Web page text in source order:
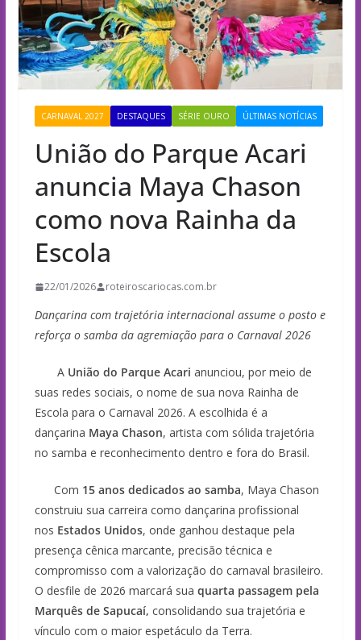
CARNAVAL 2027 DESTAQUES SÉRIE OURO ÚLTIMAS NOTÍCIAS
União do Parque Acari
anuncia Maya Chason
como nova Rainha da
Escola
22/01/2026 roteiroscariocas.com.br
Dançarina com trajetória internacional assume o posto e
reforça o samba da agremiação para o Carnaval 2026
A União do Parque Acari anunciou, por meio de
suas redes sociais, o nome de sua nova Rainha de
Escola para o Carnaval 2026. A escolhida é a
dançarina Maya Chason, artista com sólida trajetória
no samba e reconhecimento dentro e fora do Brasil.
Com 15 anos dedicados ao samba, Maya Chason
construiu sua carreira como dançarina profissional
nos Estados Unidos, onde ganhou destaque pela
presença cênica marcante, precisão técnica e
compromisso com a valorização do carnaval brasileiro.
O desfile de 2026 marcará sua quarta passagem pela
Marquês de Sapucaí, consolidando sua trajetória e
vínculo com o maior espetáculo da Terra.